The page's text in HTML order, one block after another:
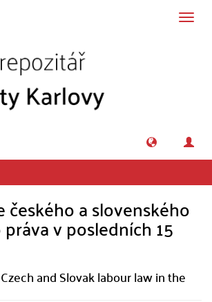
českého a slovenského
v posledních 15
and Slovak labour law in the